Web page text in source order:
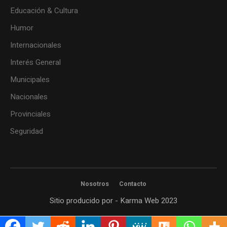
Educación & Cultura
Humor
Internacionales
Interés General
Municipales
Nacionales
Provinciales
Seguridad
Nosotros Contacto
Sitio producido por - Karma Web 2023